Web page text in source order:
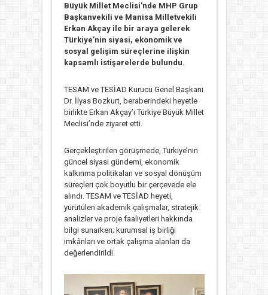
Büyük Millet Meclisi’nde MHP Grup
Başkanvekili ve Manisa Milletvekili
Erkan Akçay ile bir araya gelerek
Türkiye’nin siyasi, ekonomik ve
sosyal gelişim süreçlerine ilişkin
kapsamlı istişarelerde bulundu.
TESAM veTESİAD Kurucu Genel Başkanı
Dr. İlyas Bozkurt, beraberindeki heyetle
birlikte Erkan Akçay’ıTürkiye Büyük Millet
Meclisi’nde ziyaret etti.
Gerçekleştirilen görüşmede, Türkiye’nin
güncel siyasi gündemi, ekonomik
kalkınma politikaları ve sosyal dönüşüm
süreçleri çok boyutlu bir çerçevede ele
alındı. TESAM ve TESİAD heyeti,
yürütülen akademik çalışmalar, stratejik
analizler ve proje faaliyetleri hakkında
bilgi sunarken; kurumsal iş birliği
imkânları ve ortak çalışma alanları da
değerlendirildi.